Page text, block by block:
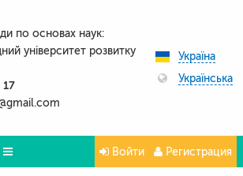
по основах наук:
університет розвитку
17
Україна
Українська
Войти Регистрация